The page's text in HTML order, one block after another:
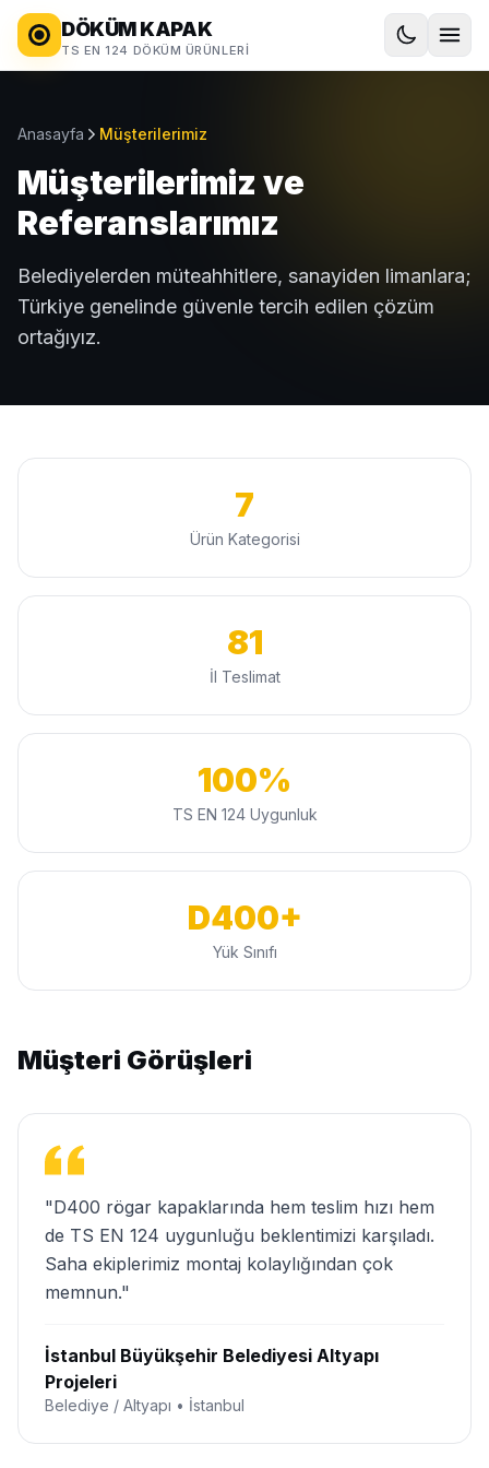
DÖKÜM KAPAK
TS EN 124 DÖKÜM ÜRÜNLERI
Anasayfa Müşterilerimiz
Müşterilerimiz ve
Referanslarımız
Belediyelerden müteahhitlere, sanayiden limanlara;
Türkiye genelinde güvenle tercih edilen çözüm
ortağıyız.
7
Ürün Kategorisi
81
İl Teslimat
100%
TS EN 124 Uygunluk
D400+
Yük Sınıfı
Müşteri Görüşleri
"D400 rögar kapaklarında hem teslim hızı hem
de TS EN 124 uygunluğu beklentimizi karşıladı.
Saha ekiplerimiz montaj kolaylığından çok
memnun."
İstanbul Büyükşehir Belediyesi Altyapı
Projeleri
Belediye / Altyapı • İstanbul